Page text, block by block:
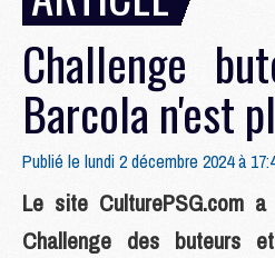
Challenge
Barcola n'est
Publié le lundi 2 décembre 2024 à
Le site CulturePSG.com
Challenge des buteurs